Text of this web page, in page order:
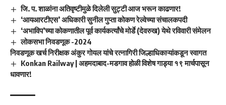
जि. प. शाळांना अतिवृष्टीमुळे दिलेली सुट्टी आज भरून काढणार!
‘आयआरटीएस’ अधिकारी सुनील गुप्ता कोकण रेल्वेच्या संचालकपदी
‘अभाविप’च्या कोकणातील पूर्व कार्यकर्त्यांचे मोर्डे (देवरुख) येथे रविवारी संमेलन
लोकसभा निवडणूक -2024
निवडणूक खर्च निरीक्षक अंकुर गोयल यांचे रत्नागिरी जिल्हाधिकाऱ्यांकडून स्वागत
Konkan Railway | अहमदाबाद-मडगाव होळी विशेष गाड्या १९ मार्चपासून
धावणार!